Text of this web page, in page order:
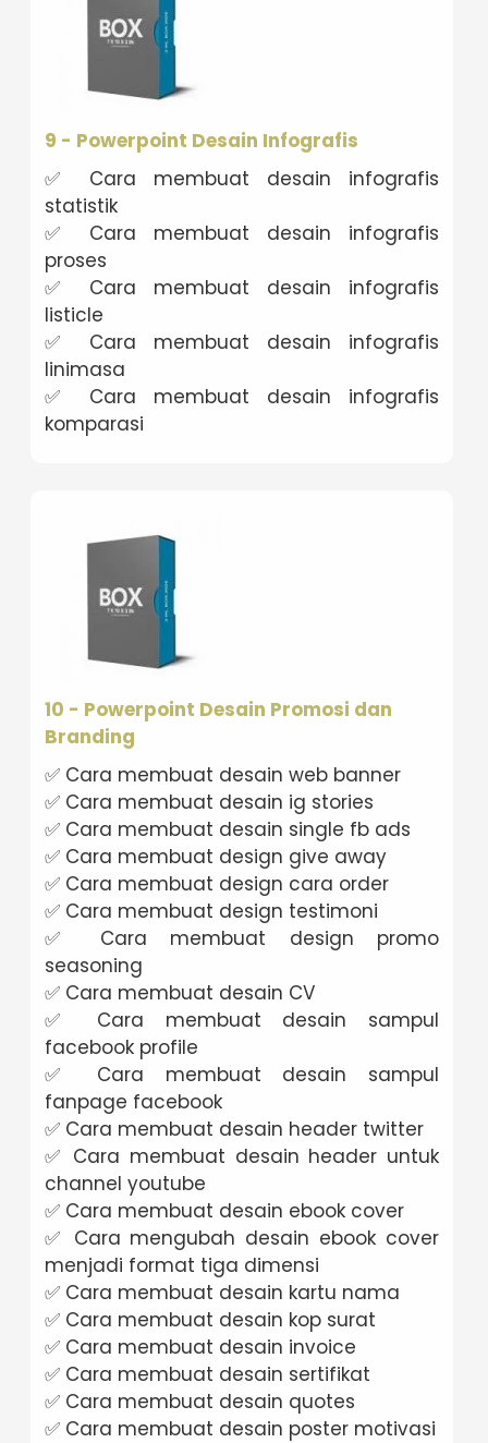
9 - Powerpoint Desain Infografis
✅ Cara membuat desain infografis
statistik
✅ Cara membuat desain infografis
proses
✅ Cara membuat desain infografis
listicle
✅ Cara membuat desain infografis
linimasa
✅ Cara membuat desain infografis
komparasi
10 - Powerpoint Desain Promosi dan
Branding
✅ Cara membuat desain web banner
✅ Cara membuat desain ig stories
✅ Cara membuat desain single fb ads
✅ Cara membuat design give away
✅ Cara membuat design cara order
✅ Cara membuat design testimoni
✅ Cara membuat design promo
seasoning
✅ Cara membuat desain CV
✅ Cara membuat desain sampul
facebook profile
✅ Cara membuat desain sampul
fanpage facebook
✅ Cara membuat desain header twitter
✅ Cara membuat desain header untuk
channel youtube
✅ Cara membuat desain ebook cover
✅ Cara mengubah desain ebook cover
menjadi format tiga dimensi
✅ Cara membuat desain kartu nama
✅ Cara membuat desain kop surat
✅ Cara membuat desain invoice
✅ Cara membuat desain sertifikat
✅ Cara membuat desain quotes
✅ Cara membuat desain poster motivasi